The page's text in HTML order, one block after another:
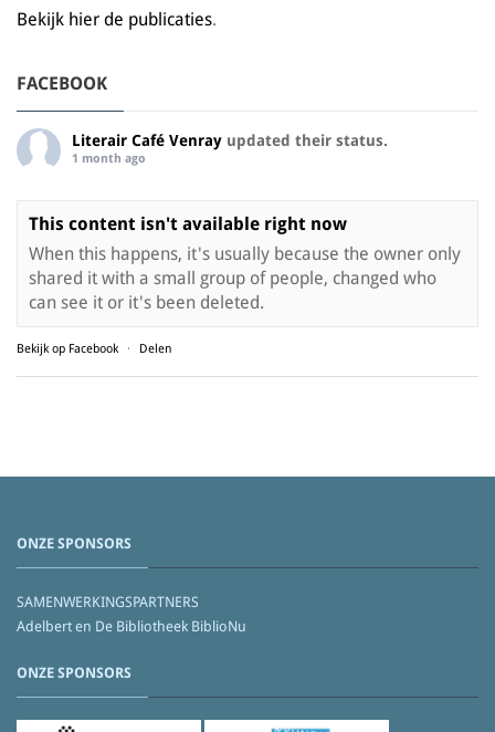
Bekijk hier de publicaties.
FACEBOOK
Literair Café Venray updated their status.
1 month ago
This content isn't available right now
When this happens, it's usually because the owner only
shared it with a small group of people, changed who
can see it or it's been deleted.
Bekijk op Facebook · Delen
ONZE SPONSORS
SAMENWERKINGSPARTNERS
Adelbert en De Bibliotheek BiblioNu
ONZE SPONSORS